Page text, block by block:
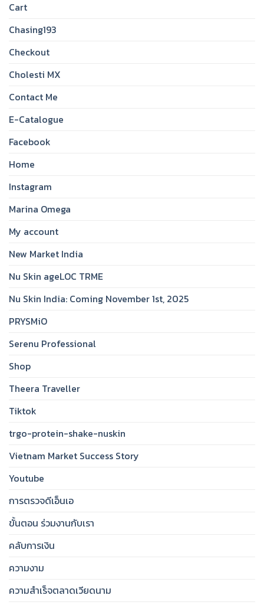
Cart
Chasing193
Checkout
Cholesti MX
Contact Me
E-Catalogue
Facebook
Home
Instagram
Marina Omega
My account
New Market India
Nu Skin ageLOC TRME
Nu Skin India: Coming November 1st, 2025
PRYSMiO
Serenu Professional
Shop
Theera Traveller
Tiktok
trgo-protein-shake-nuskin
Vietnam Market Success Story
Youtube
การตรวจดีเอ็นเอ
ขั้นตอน ร่วมงานกับเรา
คลับการเงิน
ความงาม
ความสำเร็จตลาดเวียดนาม